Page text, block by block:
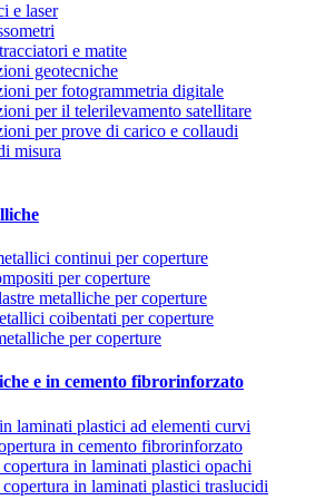
e laser
e matite
geotecniche
per fotogrammetria digitale
per il telerilevamento satellitare
per prove di carico e collaudi
misura
continui per coperture
per coperture
metalliche per coperture
coibentati per coperture
per coperture
e in cemento fibrorinforzato
laminati plastici ad elementi curvi
in cemento fibrorinforzato
in laminati plastici opachi
in laminati plastici traslucidi